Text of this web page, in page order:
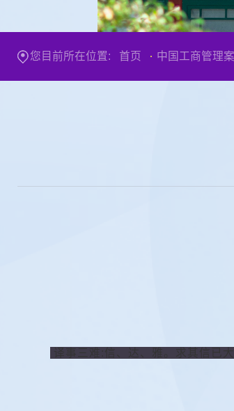
您目前所在位置: 首页 中国工商管理
译事三难:信、达、雅。求其信已